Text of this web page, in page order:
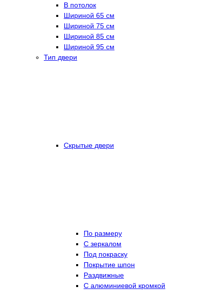
В потолок
Шириной 65 см
Шириной 75 см
Шириной 85 см
Шириной 95 см
Тип двери
Скрытые двери
По размеру
C зеркалом
Под покраску
Покрытие шпон
Раздвижные
С алюминиевой кромкой